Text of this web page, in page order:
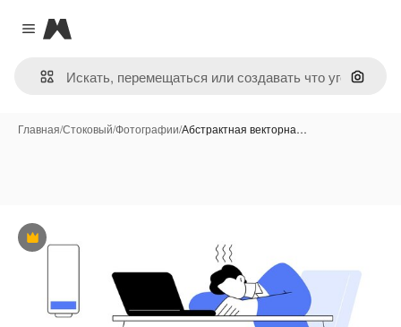
Close menu
Magnific
Поиск
Главная/Стоковый/Фотографии/Абстрактная векторна…
Премиум